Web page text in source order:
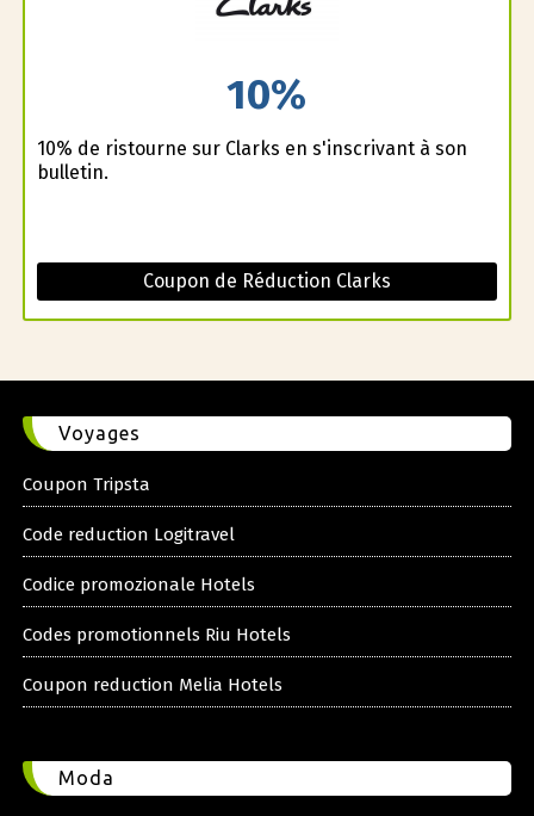
10%
10% de ristourne sur Clarks en s'inscrivant à son
bulletin.
Coupon de Réduction Clarks
Voyages
Coupon Tripsta
Code reduction Logitravel
Codice promozionale Hotels
Codes promotionnels Riu Hotels
Coupon reduction Melia Hotels
Moda